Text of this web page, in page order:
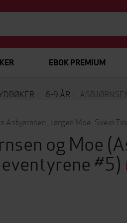
EBOK PREMIUM
6-9 ÅR
Asbjørnsen Jørgen Moe Svein
og Moe
#5)